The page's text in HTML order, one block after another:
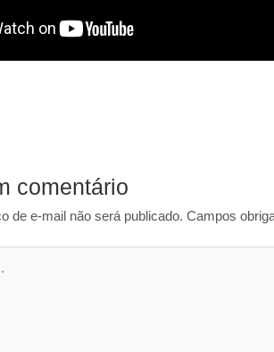
comentário
de e-mail não será publicado. Campos